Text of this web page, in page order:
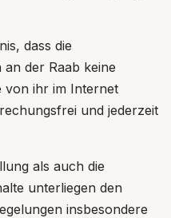
dass die
der Raab keine
von ihr im Internet
und jederzeit
als auch die
unterliegen den
insbesondere